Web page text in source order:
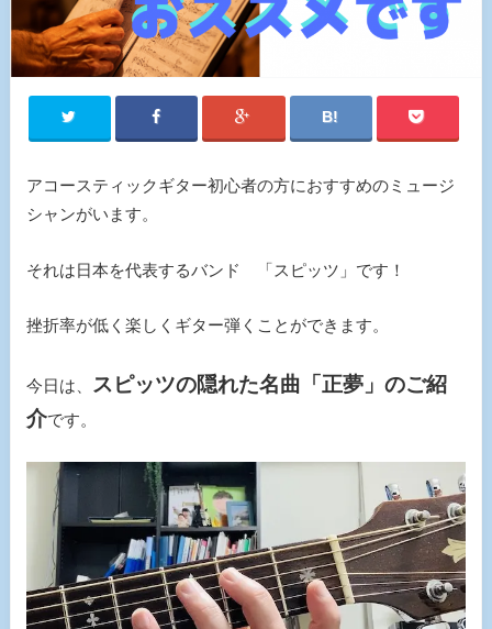
アコースティックギター初心者の方におすすめのミュージ
シャンがいます。
それは日本を代表するバンド 「スピッツ」です！
挫折率が低く楽しくギター弾くことができます。
今日は、
スピッツの隠れた名曲「正夢」のご紹
介です。